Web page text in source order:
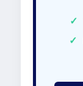
✓
✓